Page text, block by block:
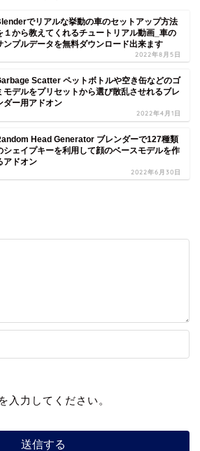
でリアルな挙動の車のセットアップ方法
１から教えてくれるチュートリアル動画_車の
ンプルデータを無料ダウンロード出来ます
2022年8月5日
Scatter ペットボトルや空き缶などのゴ
モデルをプリセットから選び散乱させれるブレ
ダー用アドオン
2022年4月1日
Head Generator ブレンダーで127種類
シェイプキーを利用して顔のベースモデルを作
アドオン
2022年6月30日
入力してください。